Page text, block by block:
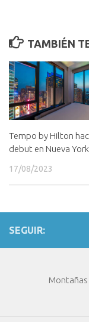
TAMBIÉN
Tempo by Hilton
debut en Nueva York
17/08/2023
SEGUIR: